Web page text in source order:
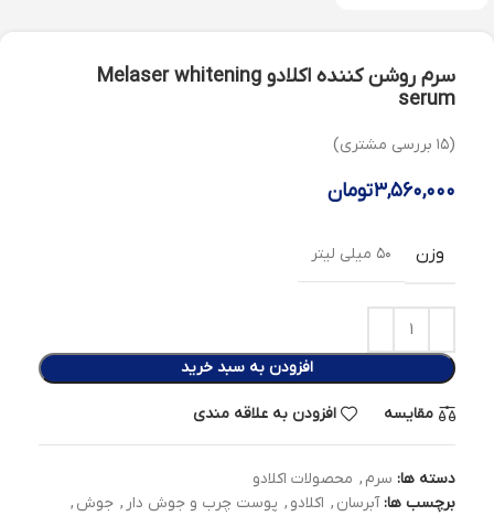
سرم روشن کننده اکلادو Melaser whitening
serum
(۱۵ بررسی مشتری)
۳,۵۶۰,۰۰۰تومان
وزن ۵۰ میلی لیتر
افزودن به سبد خرید
مقایسه افزودن به علاقه مندی
دسته ها: سرم , محصولات اکلادو
برچسب ها: آبرسان , اکلادو , پوست چرب و جوش دار , جوش ,